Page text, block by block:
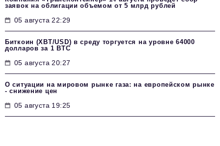
заявок на облигации объемом от 5 млрд рублей
05 августа 22:29
Биткоин (XBT/USD) в среду торгуется на уровне 64000
долларов за 1 BTC
05 августа 20:27
О ситуации на мировом рынке газа: на европейском рынке
- снижение цен
05 августа 19:25